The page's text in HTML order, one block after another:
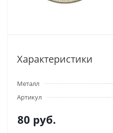
Характеристики
Металл
Артикул
80 руб.